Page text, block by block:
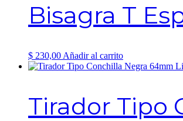
Bisagra T
$ 230,00 Añadir al carrito
Tirador Tipo